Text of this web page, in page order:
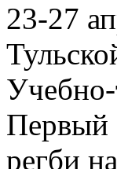
23-27
Учебно-
Первый
регби